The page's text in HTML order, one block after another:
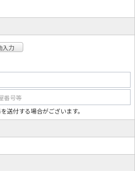
番号等
送付する場合がございます。